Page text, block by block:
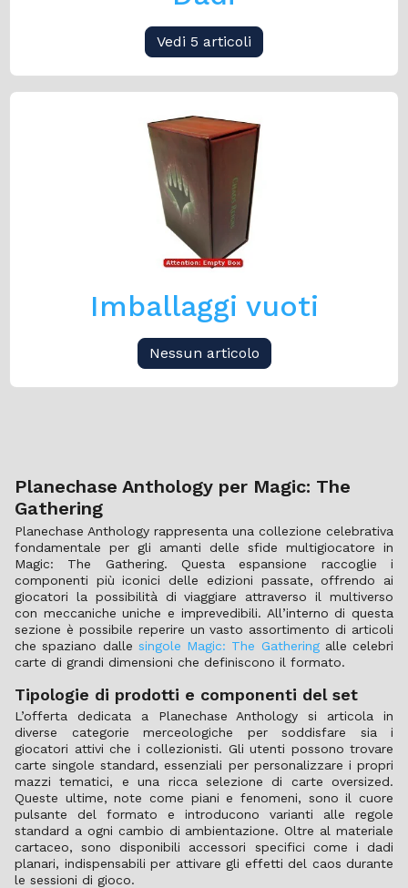
Vedi 5 articoli
Imballaggi vuoti
Nessun articolo
Planechase Anthology per Magic: The
Gathering
Planechase Anthology rappresenta una collezione celebrativa
fondamentale per gli amanti delle sfide multigiocatore in
Magic: The Gathering. Questa espansione raccoglie i
componenti più iconici delle edizioni passate, offrendo ai
giocatori la possibilità di viaggiare attraverso il multiverso
con meccaniche uniche e imprevedibili. All’interno di questa
sezione è possibile reperire un vasto assortimento di articoli
che spaziano dalle singole Magic: The Gatheringalle celebri
carte di grandi dimensioni che definiscono il formato.
Tipologie di prodotti e componenti del set
L’offerta dedicata a Planechase Anthology si articola in
diverse categorie merceologiche per soddisfare sia i
giocatori attivi che i collezionisti. Gli utenti possono trovare
carte singole standard, essenziali per personalizzare i propri
mazzi tematici, e una ricca selezione di carte oversized.
Queste ultime, note come piani e fenomeni, sono il cuore
pulsante del formato e introducono varianti alle regole
standard a ogni cambio di ambientazione. Oltre al materiale
cartaceo, sono disponibili accessori specifici come i dadi
planari, indispensabili per attivare gli effetti del caos durante
le sessioni di gioco.